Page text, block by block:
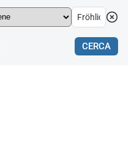
CERCA